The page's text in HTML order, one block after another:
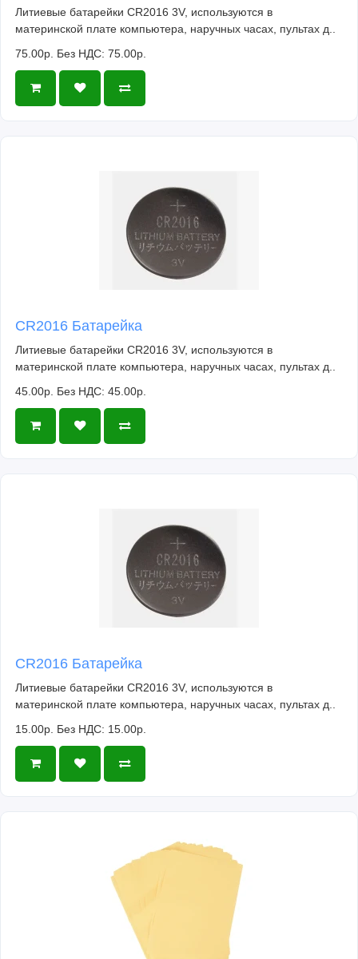
Литиевые батарейки CR2016 3V, используются в
материнской плате компьютера, наручных часах, пультах д..
75.00р. Без НДС: 75.00р.
CR2016 Батарейка
Литиевые батарейки CR2016 3V, используются в
материнской плате компьютера, наручных часах, пультах д..
45.00р. Без НДС: 45.00р.
CR2016 Батарейка
Литиевые батарейки CR2016 3V, используются в
материнской плате компьютера, наручных часах, пультах д..
15.00р. Без НДС: 15.00р.